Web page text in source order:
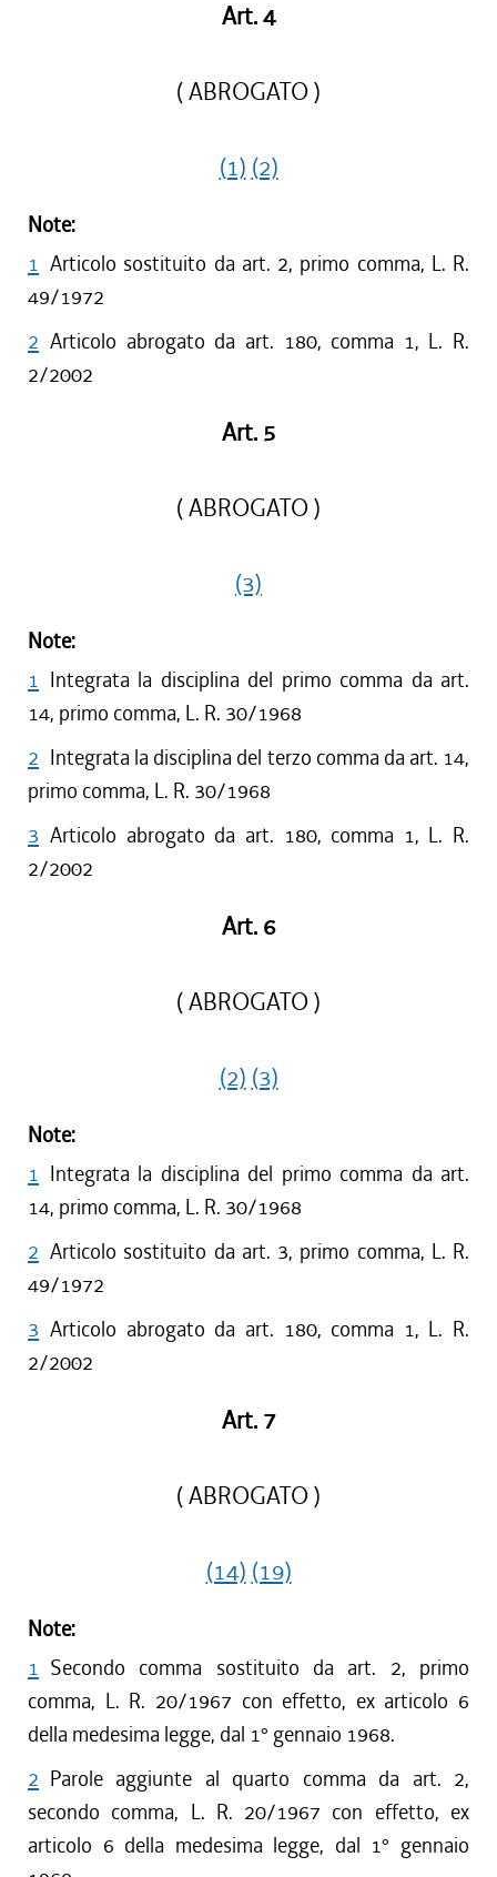
Art. 4
( ABROGATO )
(1) (2)
Note:
1 Articolo sostituito da art. 2, primo comma, L. R.
49/1972
2 Articolo abrogato da art. 180, comma 1, L. R.
2/2002
Art. 5
( ABROGATO )
(3)
Note:
1 Integrata la disciplina del primo comma da art.
14, primo comma, L. R. 30/1968
2 Integrata la disciplina del terzo comma da art. 14,
primo comma, L. R. 30/1968
3 Articolo abrogato da art. 180, comma 1, L. R.
2/2002
Art. 6
( ABROGATO )
(2) (3)
Note:
1 Integrata la disciplina del primo comma da art.
14, primo comma, L. R. 30/1968
2 Articolo sostituito da art. 3, primo comma, L. R.
49/1972
3 Articolo abrogato da art. 180, comma 1, L. R.
2/2002
Art. 7
( ABROGATO )
(14) (19)
Note:
1 Secondo comma sostituito da art. 2, primo
comma, L. R. 20/1967 con effetto, ex articolo 6
della medesima legge, dal 1° gennaio 1968.
2 Parole aggiunte al quarto comma da art. 2,
secondo comma, L. R. 20/1967 con effetto, ex
articolo 6 della medesima legge, dal 1° gennaio